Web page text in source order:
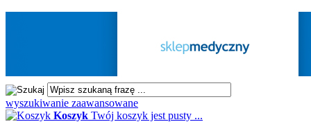
wyszukiwanie zaawansowane
Koszyk Twój koszyk jest pusty ...